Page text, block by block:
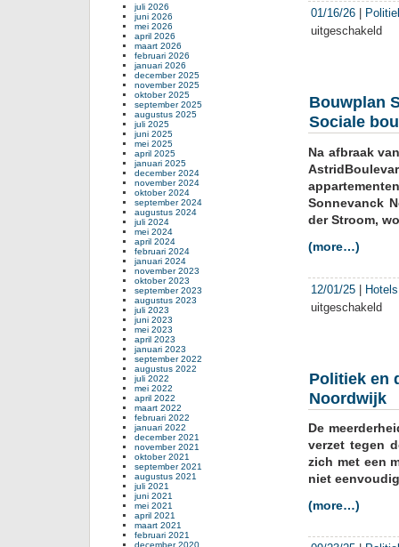
01/16/26
uitgeschakeldvoor
toe
om
te
Bouwplan
Sociale
Na afbraak
Sonnevanck
der Stroom,
(more…)
12/01/25
uitgeschakeldvoor
de
Politiek en
Noordwijk
De
verzet tegen
zich met een
niet
(more…)
juli 2026
juni 2026
mei 2026
april 2026
maart 2026
februari 2026
januari 2026
december 2025
november 2025
oktober 2025
september 2025
augustus 2025
juli 2025
juni 2025
mei 2025
april 2025
januari 2025
december 2024
november 2024
oktober 2024
september 2024
augustus 2024
juli 2024
mei 2024
april 2024
februari 2024
januari 2024
november 2023
oktober 2023
september 2023
augustus 2023
juli 2023
juni 2023
mei 2023
april 2023
januari 2023
september 2022
augustus 2022
juli 2022
mei 2022
april 2022
maart 2022
februari 2022
januari 2022
december 2021
november 2021
oktober 2021
september 2021
augustus 2021
juli 2021
juni 2021
mei 2021
april 2021
maart 2021
februari 2021
december 2020